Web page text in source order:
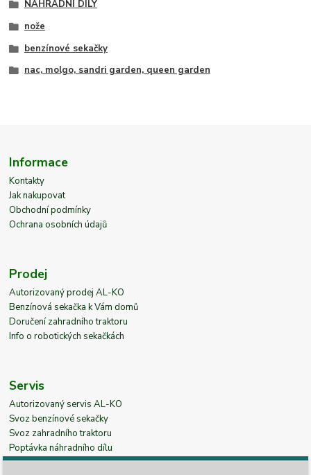
NÁHRADNÍ DÍLY
nože
benzínové sekačky
nac, molgo, sandri garden, queen garden
Informace
Kontakty
Jak nakupovat
Obchodní podmínky
Ochrana osobních údajů
Prodej
Autorizovaný prodej AL-KO
Benzínová sekačka k Vám domů
Doručení zahradního traktoru
Info o robotických sekačkách
Servis
Autorizovaný servis AL-KO
Svoz benzínové sekačky
Svoz zahradního traktoru
Poptávka náhradního dílu